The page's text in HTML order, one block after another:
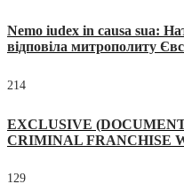
Nemo iudex in causa sua:
відповіла митрополиту
214
EXCLUSIVE
CRIMINAL FRANCHISE
129